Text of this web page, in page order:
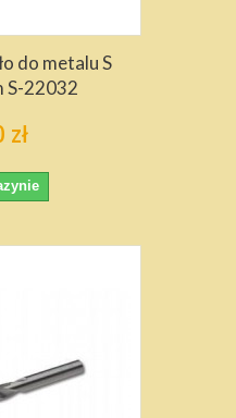
do metalu S
S-22032
zł